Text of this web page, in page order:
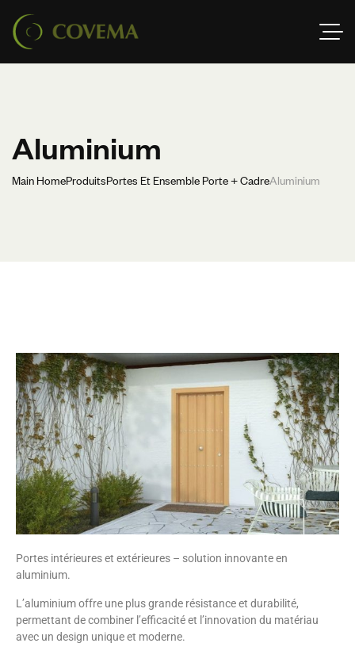
Aluminium
Main HomeProduitsPortes Et Ensemble Porte + CadreAluminium
Portes intérieures et extérieures – solution innovante en
aluminium.
L’aluminium offre une plus grande résistance et durabilité,
permettant de combiner l’efficacité et l’innovation du matériau
avec un design unique et moderne.